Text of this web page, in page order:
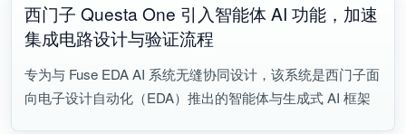
西门子 Questa One 引入智能体 AI 功能，加速
集成电路设计与验证流程
专为与 Fuse EDA AI 系统无缝协同设计，该系统是西门子面
向电子设计自动化（EDA）推出的智能体与生成式 AI 框架